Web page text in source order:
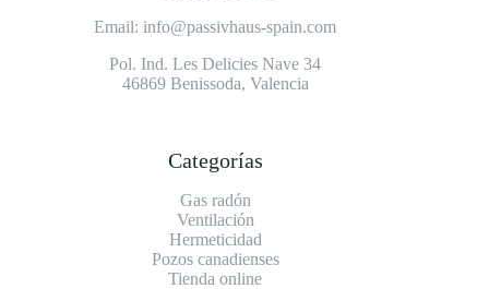
Email: info@passivhaus-spain.com
Pol. Ind. Les Delicies Nave 34
46869 Benissoda, Valencia
Categorías
Gas radón
Ventilación
Hermeticidad
Pozos canadienses
Tienda online